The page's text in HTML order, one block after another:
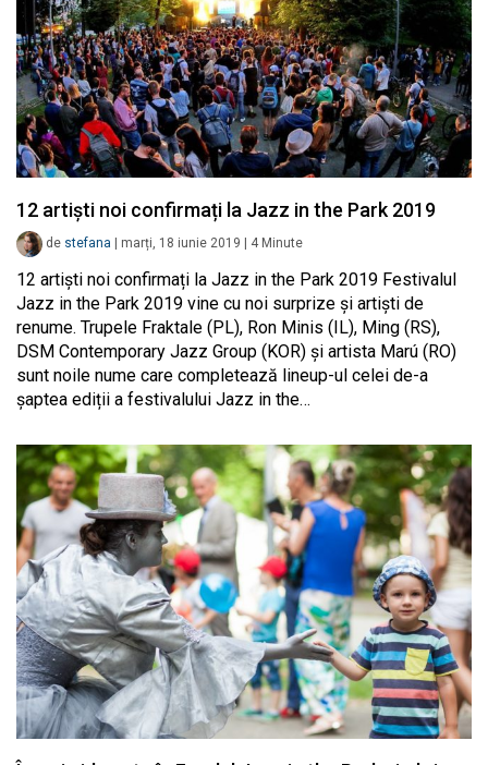
12 artiști noi confirmați la Jazz in the Park 2019
de stefana marți, 18 iunie 2019 4 Minute
12 artiști noi confirmați la Jazz in the Park 2019 Festivalul
Jazz in the Park 2019 vine cu noi surprize și artiști de
renume. Trupele Fraktale (PL), Ron Minis (IL), Ming (RS),
DSM Contemporary Jazz Group (KOR) și artista Marú (RO)
sunt noile nume care completează lineup-ul celei de-a
șaptea ediții a festivalului Jazz in the…